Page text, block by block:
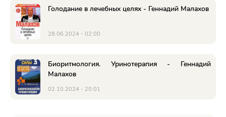
Голодание в лечебных целях - Геннадий Малахов
28.06.2024 - 02:00
Биоритмология. Уринотерапия - Геннадий
Малахов
02.10.2024 - 20:01